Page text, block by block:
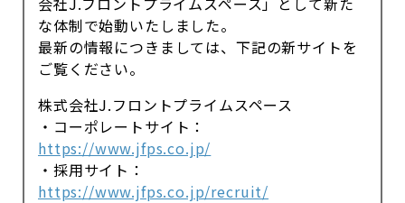
な体制で始動いたしました。
最新の情報につきましては、下記の新サイトを
ご覧ください。
株式会社J.フロントプライムスペース
・コーポレートサイト：
https://www.jfps.co.jp/
・採用サイト：
https://www.jfps.co.jp/recruit/